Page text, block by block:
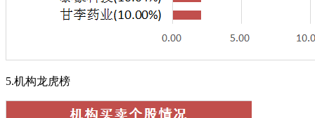
5.机构龙虎榜